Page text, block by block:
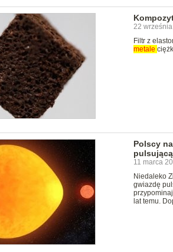
22
Filtr z
metale
Polscy
11 marca
Niedaleko
gwiazdę
lat temu.